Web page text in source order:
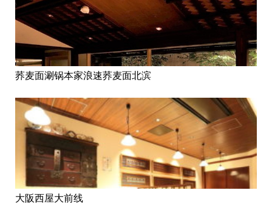
荞麦面涮锅本家浪速荞麦面北滨
大阪西屋大前线